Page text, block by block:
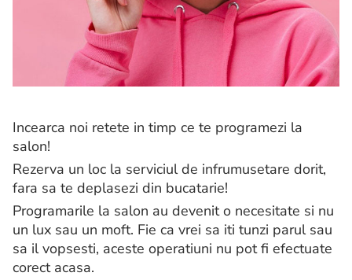
Incearca noi retete in timp ce te programezi la
salon!
Rezerva un loc la serviciul de infrumusetare dorit,
fara sa te deplasezi din bucatarie!
Programarile la salon au devenit o necesitate si nu
un lux sau un moft. Fie ca vrei sa iti tunzi parul sau
sa il vopsesti, aceste operatiuni nu pot fi efectuate
corect acasa.